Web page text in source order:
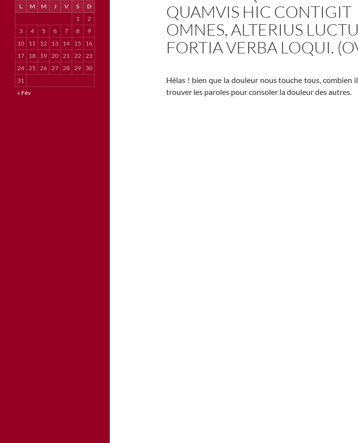
QUAMVIS HIC CONTIGIT
OMNES, ALTERIUS LUCTU
FORTIA VERBA LOQUI.
Hélas ! bien que la douleur nous touche tous, combien
trouver les paroles pour consoler la douleur des autres.
L M M J V S
D
1
2
3
4 5 6 7 8
9
10
11 12 13 14 15
16
17
18 19 20 21 22 23
24 25 26 27 28 29
30
31
« Fév